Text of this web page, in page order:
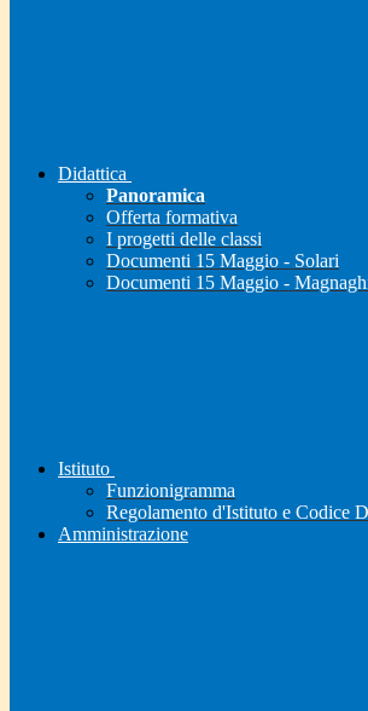
Didattica
Panoramica
Offerta formativa
I progetti delle classi
Documenti 15 Maggio - Solari
Documenti 15 Maggio -
Istituto
Funzionigramma
Regolamento d'Istituto e Codice
Amministrazione